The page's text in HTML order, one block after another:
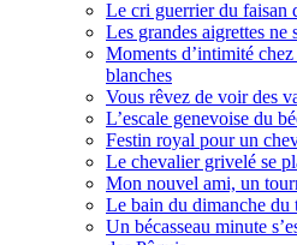
Le cri guerrier du faisan
Les grandes aigrettes ne
Moments d’intimité
blanches
Vous rêvez de voir des
L’escale genevoise du
Festin royal pour un
Le chevalier grivelé se
Mon nouvel ami, un
Le bain du dimanche du
Un bécasseau minute